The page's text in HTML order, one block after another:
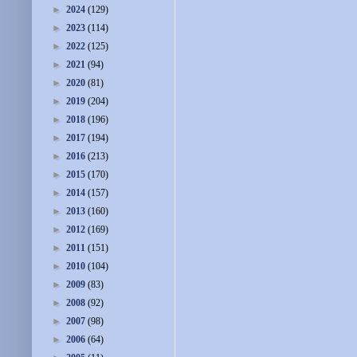
► 2024 (129)
► 2023 (114)
► 2022 (125)
► 2021 (94)
► 2020 (81)
► 2019 (204)
► 2018 (196)
► 2017 (194)
► 2016 (213)
► 2015 (170)
► 2014 (157)
► 2013 (160)
► 2012 (169)
► 2011 (151)
► 2010 (104)
► 2009 (83)
► 2008 (92)
► 2007 (98)
► 2006 (64)